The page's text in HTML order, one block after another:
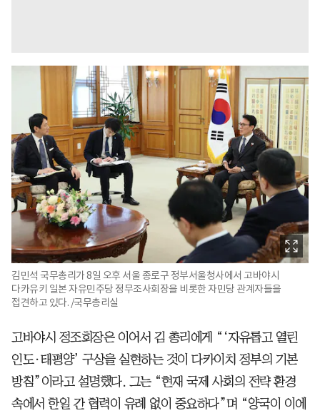
김민석 국무총리가 8일 오후 서울 종로구 정부서울청사에서 고바야시
다카유키 일본 자유민주당 정무조사회장을 비롯한 자민당 관계자들을
접견하고 있다. /국무총리실
고바야시 정조회장은 이어서 김 총리에게 “‘자유롭고 열린
인도·태평양’ 구상을 실현하는 것이 다카이치 정부의 기본
방침”이라고 설명했다. 그는 “현재 국제 사회의 전략 환경
속에서 한일 간 협력이 유례 없이 중요하다”며 “양국이 이에